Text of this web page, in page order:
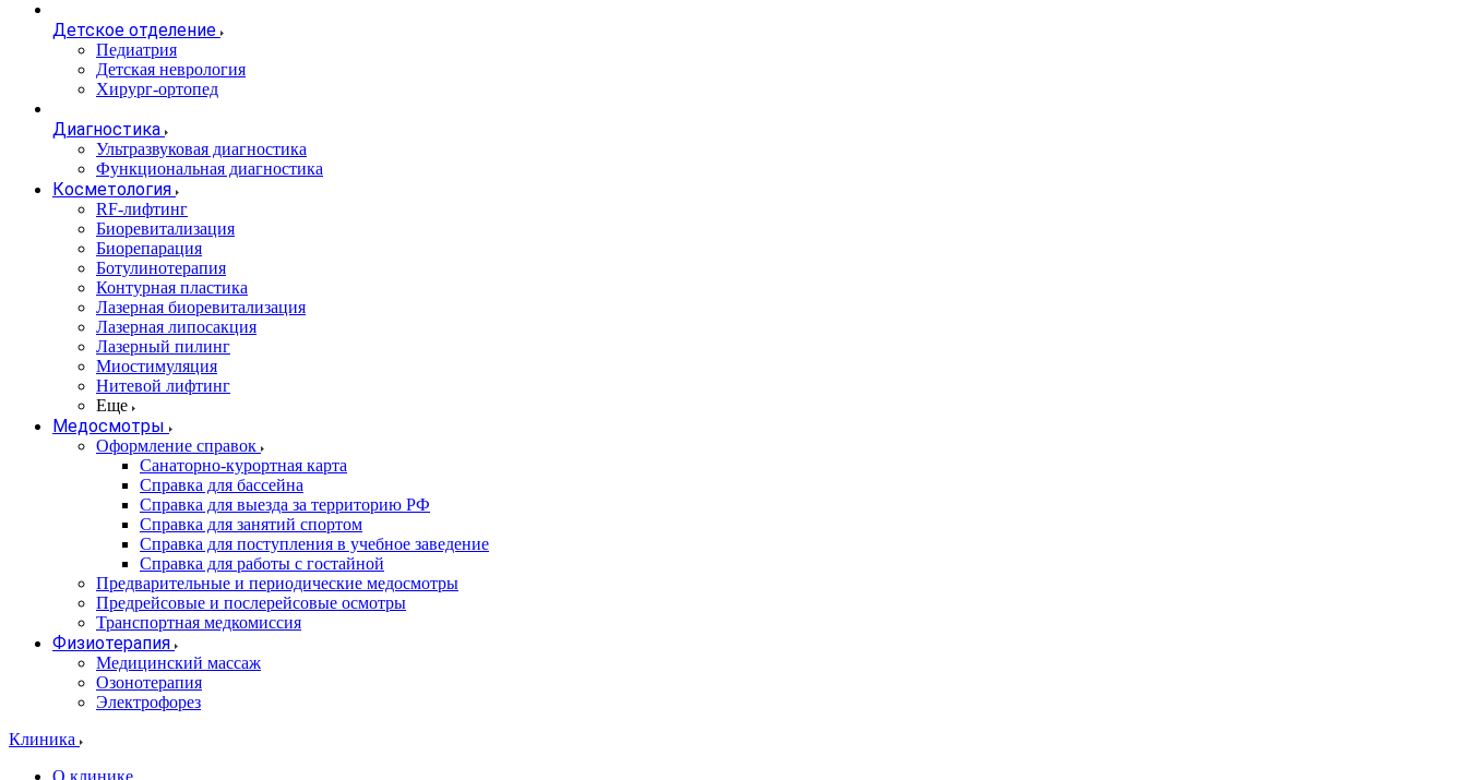
Детское отделение
Педиатрия
Детская неврология
Хирург-ортопед
Диагностика
Ультразвуковая диагностика
Функциональная диагностика
Косметология
RF-лифтинг
Биоревитализация
Биорепарация
Ботулинотерапия
Контурная пластика
Лазерная биоревитализация
Лазерная липосакция
Лазерный пилинг
Миостимуляция
Нитевой лифтинг
Еще
Медосмотры
Оформление справок
Санаторно-курортная карта
Справка для бассейна
Справка для выезда за территорию РФ
Справка для занятий спортом
Справка для поступления в учебное заведение
Справка для работы с гостайной
Предварительные и периодические медосмотры
Предрейсовые и послерейсовые осмотры
Транспортная медкомиссия
Физиотерапия
Медицинский массаж
Озонотерапия
Электрофорез
Клиника
О клинике